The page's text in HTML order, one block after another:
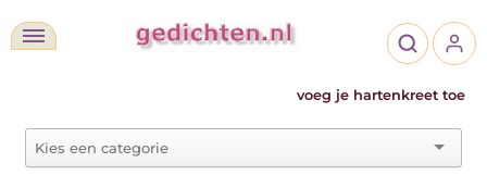
voeg je hartenkreet toe